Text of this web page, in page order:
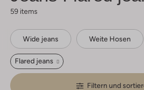
59 items
Wide jeans Weite Hosen
Flared jeans
Filtern und